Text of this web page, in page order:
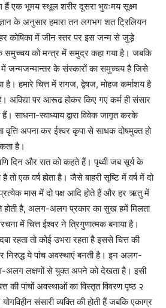
हैं एक भूमय स्थूल शरीर दूसरा भुवःमय सूक्ष्म
के अनुसार हमारा तन लगभग शत ट्रिलियन
कोषिका में जीन स्तर पर इस जन्म से जुड़े
को मन्त्र में समुद्र कहा गया है। जबकि
में जन्मजन्मान्तर के संस्कारों का समुच्चय है जिसे
हमारे चित्त में रागज, द्वेषज, मोहज कर्माशय है
अविद्या पर आरूढ होकर किए गए कर्म ही संसार
साधना-स्वाध्याय द्वारा विवेक जागृत करके
वृत्ति अपना कर ईश्वर कृपा से साधक दोषमुक्त हो
है।
दिन और रात को कहते हैं। पृथ्वी जब सूर्य के
एक वर्ष होता है। जैसे बाहरी सृष्टि में वर्ष में दो
मास में दो पक्ष आदि होते हैं और हर ऋतु में
होती है, अलग-अलग प्रकार का सुख हमें मिलता
में चित्त ईश्वर ने त्रिगुणात्मक बनाया है।
रहता तो कोई उभरा रहता है इससे चित्त की
और निरुद्ध ये पांच अवस्थाएं बनती है। इन अलग-
लक्षणों से युक्त अपने को देखता है। इसी
की पांचों अवस्थाओं का विस्तृत विवरण पृष्ठ २
संसारी व्यक्ति की होती हैं जबकि एकाग्र